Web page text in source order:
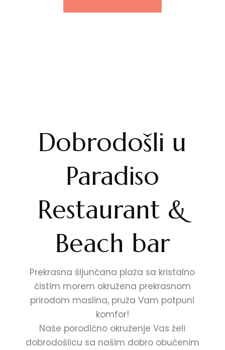
Dobrodošli u
Paradiso
Restaurant &
Beach bar
Prekrasna šljunčana plaža sa kristalno
čistim morem okružena prekrasnom
prirodom maslina, pruža Vam potpuni
komfor!
Naše porodično okruženje Vas želi
dobrodošlicu sa našim dobro obučenim